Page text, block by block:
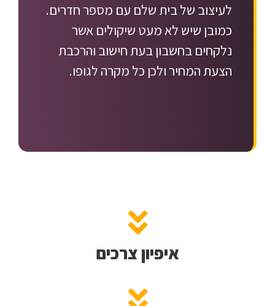
לעיצוב של בית שלם עם מספר חדרים.
כמובן שיש לא מעט שיקולים אשר
נלקחים בחשבון בעת חישוב והרכבת
הצעת המחיר ולכן כל מקרה לגופו.
איפיון צרכים